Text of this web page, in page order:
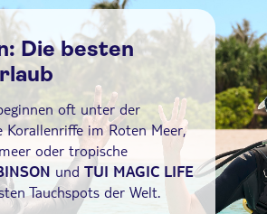
Die besten
oft unter der
Korallenriffe im Roten Meer,
oder tropische
und TUI MAGIC LIFE
Tauchspots der Welt.